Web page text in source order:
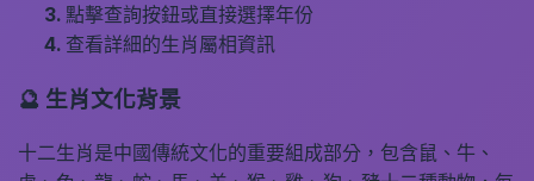
點擊查詢按鈕或直接選擇年份
查看詳細的生肖屬相資訊
🔮 生肖文化背景
十二生肖是中國傳統文化的重要組成部分，包含鼠、牛、